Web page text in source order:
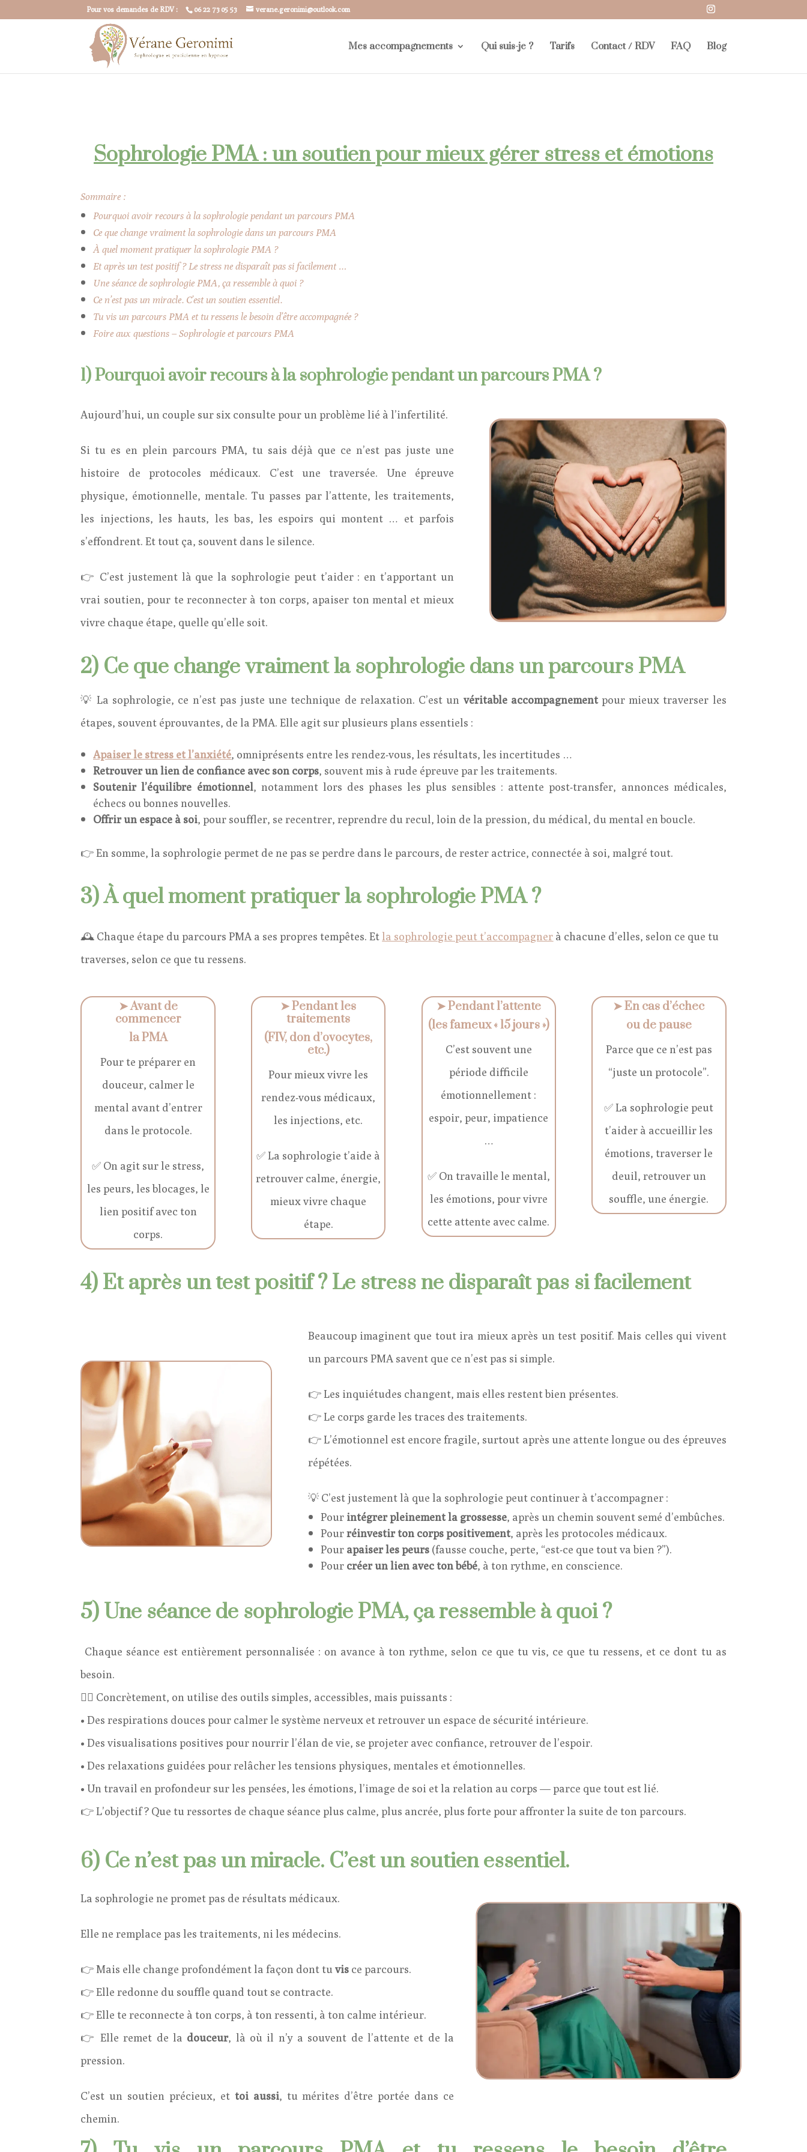
Pour vos demandes de RDV : 06 22 73 05 53 verane.geronimi@outlook.com
Mes accompagnements Qui suis-je ? Tarifs Contact / RDV FAQ Blog
Sophrologie PMA : un soutien pour mieux gérer stress et émotions
Sommaire :
Pourquoi avoir recours à la sophrologie pendant un parcours PMA
Ce que change vraiment la sophrologie dans un parcours PMA
À quel moment pratiquer la sophrologie PMA ?
Et après un test positif ? Le stress ne disparaît pas si facilement …
Une séance de sophrologie PMA, ça ressemble à quoi ?
Ce n’est pas un miracle. C’est un soutien essentiel.
Tu vis un parcours PMA et tu ressens le besoin d’être accompagnée ?
Foire aux questions – Sophrologie et parcours PMA
1) Pourquoi avoir recours à la sophrologie pendant un parcours PMA ?
Aujourd’hui, un couple sur six consulte pour un problème lié à l’infertilité.
Si tu es en plein parcours PMA, tu sais déjà que ce n’est pas juste une
histoire de protocoles médicaux. C’est une traversée. Une épreuve
physique, émotionnelle, mentale. Tu passes par l’attente, les traitements,
les injections, les hauts, les bas, les espoirs qui montent … et parfois
s’effondrent. Et tout ça, souvent dans le silence.
👉 C’est justement là que la sophrologie peut t’aider : en t’apportant un
vrai soutien, pour te reconnecter à ton corps, apaiser ton mental et mieux
vivre chaque étape, quelle qu’elle soit.
2) Ce que change vraiment la sophrologie dans un parcours PMA
💡 La sophrologie, ce n’est pas juste une technique de relaxation. C’est un véritable accompagnementpour mieux traverser les
étapes, souvent éprouvantes, de la PMA.Elle agit sur plusieurs plans essentiels :
Apaiser le stress et l’anxiété, omniprésents entre les rendez-vous, les résultats, les incertitudes …
Retrouver un lien de confiance avec son corps, souvent mis à rude épreuve par les traitements.
Soutenir l’équilibre émotionnel, notamment lors des phases les plus sensibles : attente post-transfer, annonces médicales,
échecs ou bonnes nouvelles.
Offrir un espace à soi, pour souffler, se recentrer, reprendre du recul, loin de la pression, du médical, du mental en boucle.
👉 En somme, la sophrologie permet de ne pas se perdre dans le parcours, de rester actrice, connectée à soi, malgré tout.
3) À quel moment pratiquer la sophrologie PMA ?
🕰️ Chaque étape du parcours PMA a ses propres tempêtes. Et la sophrologie peut t’accompagner à chacune d’elles, selon ce que tu
traverses, selon ce que tu ressens.
➤Avant de
commencer
la PMA
Pour te préparer en
douceur, calmer le
mental avant d’entrer
dans le protocole.
✅ On agit sur le stress,
les peurs, les blocages, le
lien positif avec ton
corps.
➤Pendant les
traitements
(FIV, don d’ovocytes,
etc.)
Pour mieux vivre les
rendez-vous médicaux,
les injections, etc.
✅ La sophrologie t’aide à
retrouver calme, énergie,
mieux vivre chaque
étape.
➤Pendant l’attente
(les fameux « 15 jours »)
C’est souvent une
période difficile
émotionnellement :
espoir, peur, impatience
…
✅ On travaille le mental,
les émotions, pour vivre
cette attente avec calme.
➤En cas d’échec
ou de pause
Parce que ce n’est pas
“juste un protocole”.
✅ La sophrologie peut
t’aider à accueillir les
émotions, traverser le
deuil, retrouver un
souffle, une énergie.
4) Et après un test positif ? Le stress ne disparaît pas si facilement
Beaucoup imaginent que tout ira mieux après un test positif. Mais celles qui vivent
un parcours PMA savent que ce n’est pas si simple.
👉 Les inquiétudes changent, mais elles restent bien présentes.
👉 Le corps garde les traces des traitements.
👉 L’émotionnel est encore fragile, surtout après une attente longue ou des épreuves
répétées.
💡 C’est justement là que la sophrologie peut continuer à t’accompagner :
Pour intégrer pleinement la grossesse, après un chemin souvent semé d’embûches.
Pourréinvestir ton corps positivement, après les protocoles médicaux.
Pour apaiser les peurs(fausse couche, perte, “est-ce que tout va bien ?”).
Pour créer un lien avec ton bébé, à ton rythme, en conscience.
5) Une séance de sophrologie PMA, ça ressemble à quoi ?
Chaque séance est entièrement personnalisée : on avance à ton rythme, selon ce que tu vis, ce que tu ressens, et ce dont tu as
besoin.
🧘‍♀️ Concrètement, on utilise des outils simples, accessibles, mais puissants :
• Des respirations douces pour calmer le système nerveux et retrouver un espace de sécurité intérieure.
• Des visualisations positives pour nourrir l’élan de vie, se projeter avec confiance, retrouver de l’espoir.
• Des relaxations guidées pour relâcher les tensions physiques, mentales et émotionnelles.
• Un travail en profondeur sur les pensées, les émotions, l’image de soi et la relation au corps — parce que tout est lié.
👉 L’objectif ? Que tu ressortes de chaque séance plus calme, plus ancrée, plus forte pour affronter la suite de ton parcours.
6) Ce n’est pas un miracle. C’est un soutien essentiel.
La sophrologie ne promet pas de résultats médicaux.
Elle ne remplace pas les traitements, ni les médecins.
👉 Mais elle change profondément la façon dont tuvis ce parcours.
👉 Elle redonne du souffle quand tout se contracte.
👉 Elle te reconnecte à ton corps, à ton ressenti, à ton calme intérieur.
👉 Elle remet de la douceur, là où il n’y a souvent de l’attente et de la
pression.
C’est un soutien précieux, et toi aussi, tu mérites d’être portée dans ce
chemin.